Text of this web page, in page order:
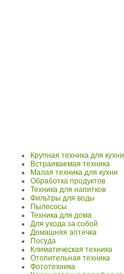
Крупная техника для кухни
Встраиваемая техника
Малая техника для кухни
Обработка продуктов
Техника для напитков
Фильтры для воды
Пылесосы
Техника для дома
Для ухода за собой
Домашняя аптечка
Посуда
Климатическая техника
Отопительная техника
Фототехника